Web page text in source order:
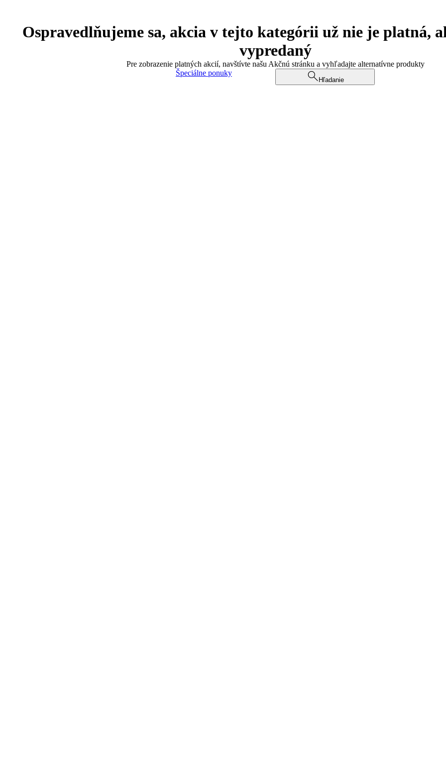
Ospravedlňujeme sa, akcia v tejto kategórii už nie je platná,
vypredaný
Pre zobrazenie platných akcií, navštívte našu Akčnú stránku a vyhľadajte alternatívne produkty
Špeciálne ponuky
Hľadanie